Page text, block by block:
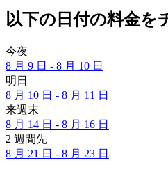
以下の日付の料金を
今夜
8 月 9 日 - 8 月 10 日
明日
8 月 10 日 - 8 月 11 日
来週末
8 月 14 日 - 8 月 16 日
2 週間先
8 月 21 日 - 8 月 23 日